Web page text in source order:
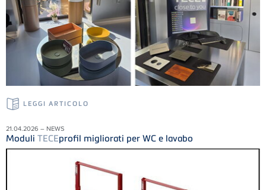
LEGGI ARTICOLO
21.04.2026 – NEWS
Moduli TECEprofil migliorati per WC e lavabo